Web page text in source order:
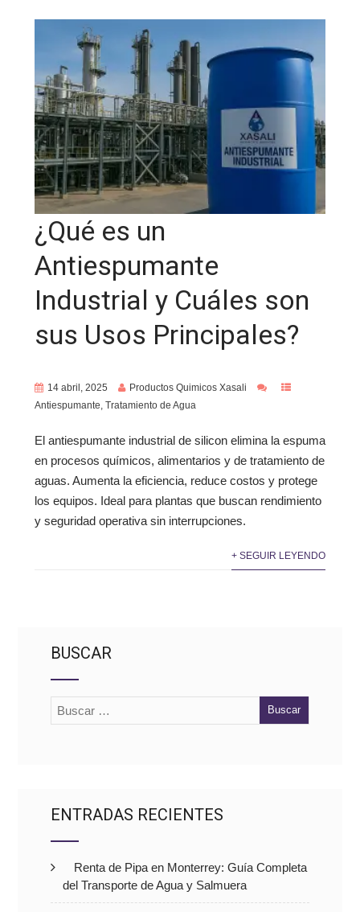
¿Qué es un
Antiespumante
Industrial y Cuáles son
sus Usos Principales?
14 abril, 2025
Productos Quimicos Xasali
Antiespumante, Tratamiento de Agua
El antiespumante industrial de silicon elimina la espuma
en procesos químicos, alimentarios y de tratamiento de
aguas. Aumenta la eficiencia, reduce costos y protege
los equipos. Ideal para plantas que buscan rendimiento
y seguridad operativa sin interrupciones.
+ SEGUIR LEYENDO
BUSCAR
ENTRADAS RECIENTES
Renta de Pipa en Monterrey: Guía Completa
del Transporte de Agua y Salmuera